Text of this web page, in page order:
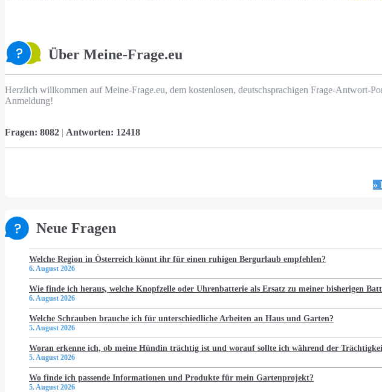
Über Meine-Frage.eu
Herzlich willkommen auf Meine-Frage.eu, dem kostenlosen, deutschsprachigen Frage-Antwort-
Anmeldung!
Fragen: 8082 | Antworten: 12418
»
Neue Fragen
Welche Region in Österreich könnt ihr für einen ruhigen Bergurlaub empfehlen?
6. August 2026
Wie finde ich heraus, welche Knopfzelle oder Uhrenbatterie als Ersatz zu meiner bisherigen
6. August 2026
Welche Schrauben brauche ich für unterschiedliche Arbeiten an Haus und Garten?
5. August 2026
Woran erkenne ich, ob meine Hündin trächtig ist und worauf sollte ich während der
5. August 2026
Wo finde ich passende Informationen und Produkte für mein Gartenprojekt?
5. August 2026